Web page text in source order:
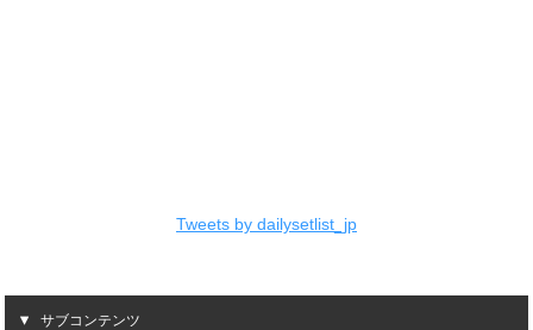
Tweets by dailysetlist_jp
サブコンテンツ